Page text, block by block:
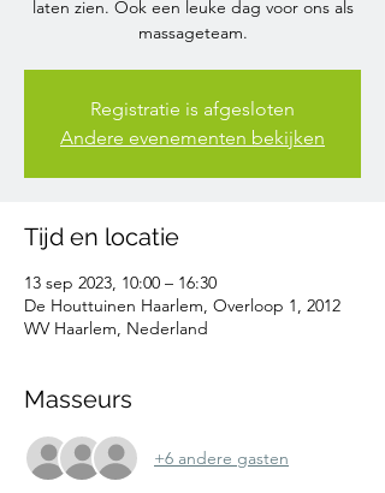
laten zien. Ook een leuke dag voor ons als
massageteam.
Registratie is afgesloten
Andere evenementen bekijken
Tijd en locatie
13 sep 2023, 10:00 – 16:30
De Houttuinen Haarlem, Overloop 1, 2012
WV Haarlem, Nederland
Masseurs
+6 andere gasten